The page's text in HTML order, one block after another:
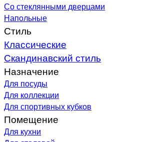
Со стеклянными дверцами
Напольные
Стиль
Классические
Скандинавский стиль
Назначение
Для посуды
Для коллекции
Для спортивных кубков
Помещение
Для кухни